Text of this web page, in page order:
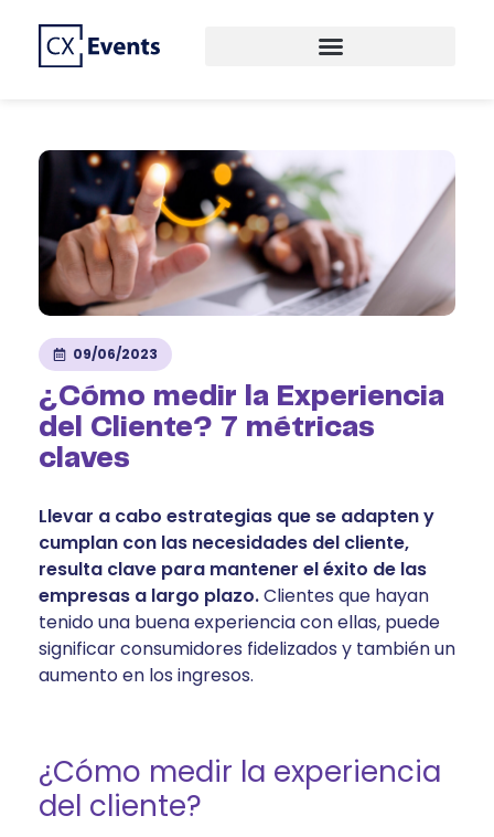
09/06/2023
¿Cómo medir la Experiencia
del Cliente? 7 métricas
claves
Llevar a cabo estrategias que se adapten y
cumplan con las necesidades del cliente,
resulta clave para mantener el éxito de las
empresas a largo plazo.Clientes que hayan
tenido una buena experiencia con ellas, puede
significar consumidores fidelizados y también un
aumento en los ingresos.
¿Cómo medir la experiencia
del cliente?